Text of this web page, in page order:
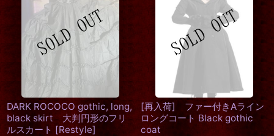
DARK ROCOCO gothic, long,
black skirt 大判円形のフリ
ルスカート [Restyle]
[再入荷] ファー付きAライン
ロングコート Black gothic
coat